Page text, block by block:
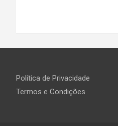
Política de Privacidade
Termos e Condições